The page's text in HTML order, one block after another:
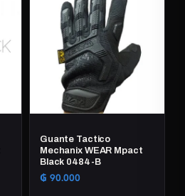
Guante Tactico
Mechanix WEAR Mpact
Black 0484-B
₲ 90.000